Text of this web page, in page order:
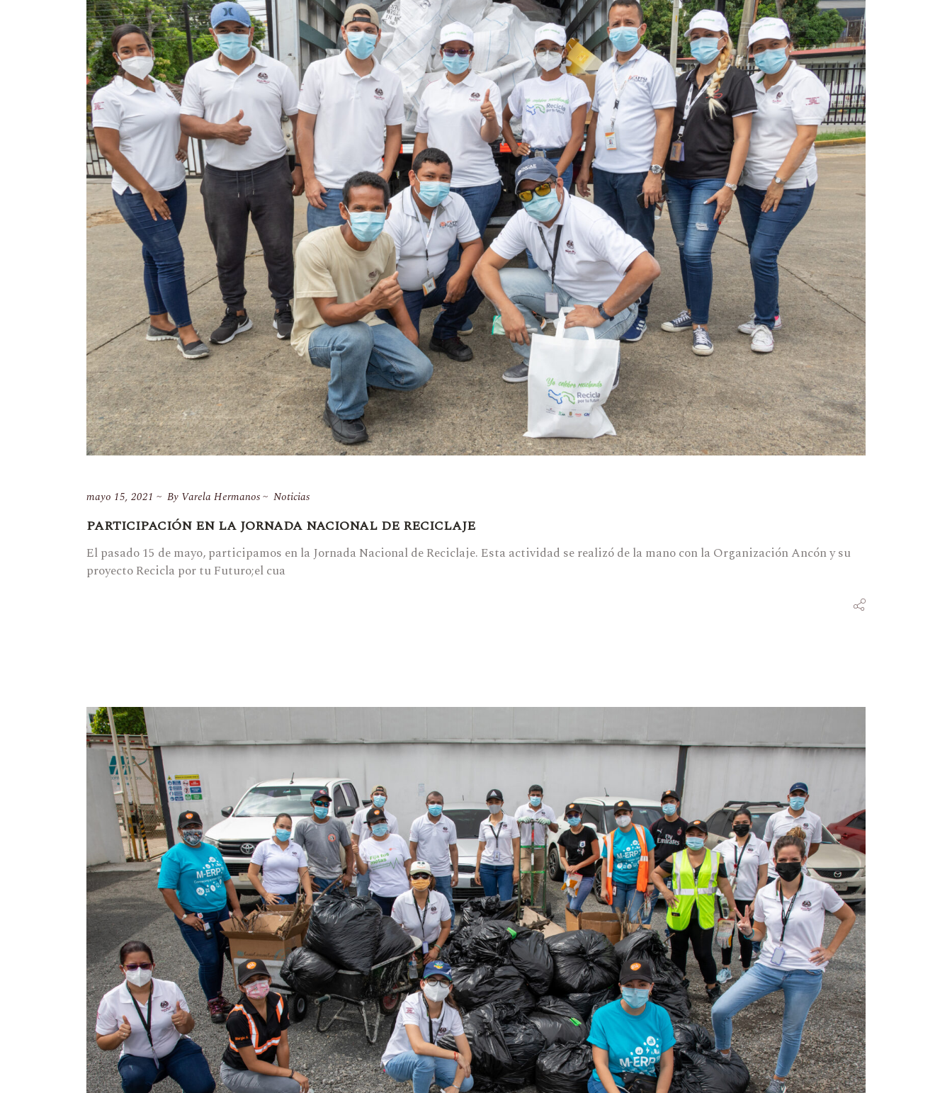
mayo 15, 2021 By Varela Hermanos Noticias
PARTICIPACIÓN EN LA JORNADA NACIONAL DE RECICLAJE
El pasado 15 de mayo, participamos en la Jornada Nacional de Reciclaje. Esta actividad se realizó de la mano con la Organización Ancón y su
proyecto Recicla por tu Futuro;el cua